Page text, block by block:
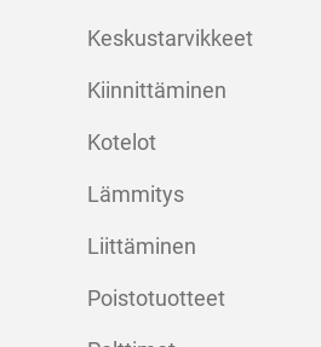
Keskustarvikkeet
Kiinnittäminen
Kotelot
Lämmitys
Liittäminen
Poistotuotteet